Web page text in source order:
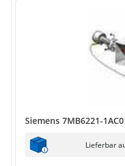
Siemens 7MB6221-
Lieferbar